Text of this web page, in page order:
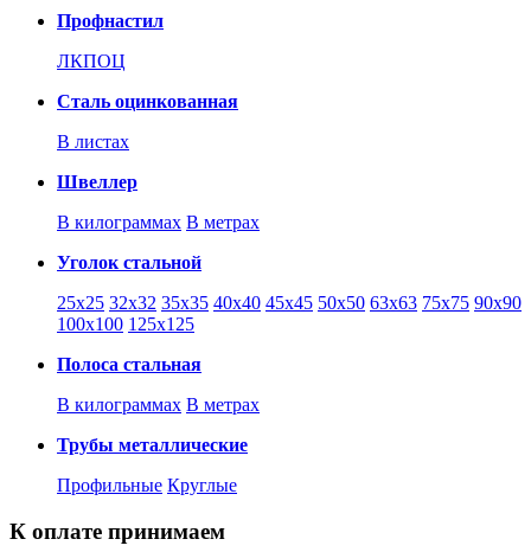
Профнастил
ЛКПОЦ
Сталь оцинкованная
В листах
Швеллер
В килограммах В метрах
Уголок стальной
25х25 32х32 35х35 40х40 45х45 50х50 63х63 75х75 90х90
100х100 125х125
Полоса стальная
В килограммах В метрах
Трубы металлические
Профильные Круглые
К оплате принимаем